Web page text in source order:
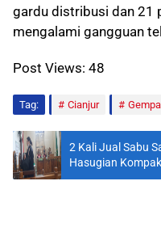
gardu distribusi dan 21
mengalami gangguan
Post Views: 48
Tag: Cianjur Gempa
2 Kali Jual Sabu
Hasugian